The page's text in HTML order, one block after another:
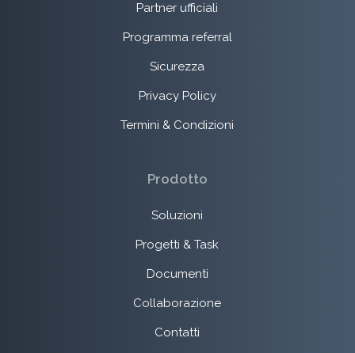
Partner ufficiali
Programma referral
Sicurezza
Privacy Policy
Termini & Condizioni
Prodotto
Soluzioni
Progetti & Task
Documenti
Collaborazione
Contatti